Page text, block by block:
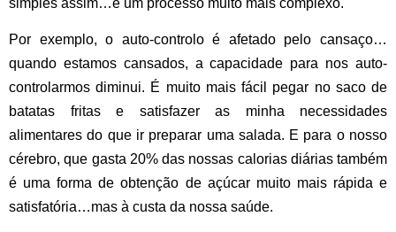
simples assim…é um processo muito mais complexo.
Por exemplo, o auto-controlo é afetado pelo cansaço…
quando estamos cansados, a capacidade para nos auto-
controlarmos diminui. É muito mais fácil pegar no saco de
batatas fritas e satisfazer as minha necessidades
alimentares do que ir preparar uma salada. E para o nosso
cérebro, que gasta 20% das nossas calorias diárias também
é uma forma de obtenção de açúcar muito mais rápida e
satisfatória…mas à custa da nossa saúde.